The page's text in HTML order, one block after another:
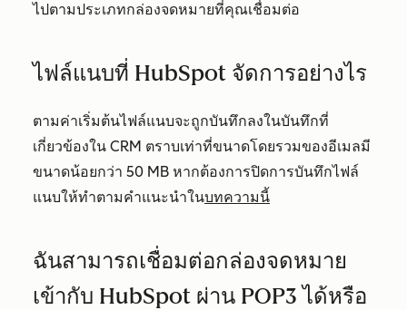
ไปตามประเภทกล่องจดหมายที่คุณเชื่อมต่อ
ไฟล์แนบที่ HubSpot จัดการอย่างไร
ตามค่าเริ่มต้นไฟล์แนบจะถูกบันทึกลงในบันทึกที่
เกี่ยวข้องใน CRM ตราบเท่าที่ขนาดโดยรวมของอีเมลมี
ขนาดน้อยกว่า 50 MB หากต้องการปิดการบันทึกไฟล์
แนบให้ทำตามคำแนะนำในบทความนี้
ฉันสามารถเชื่อมต่อกล่องจดหมาย
เข้ากับ HubSpot ผ่าน POP3 ได้หรือ